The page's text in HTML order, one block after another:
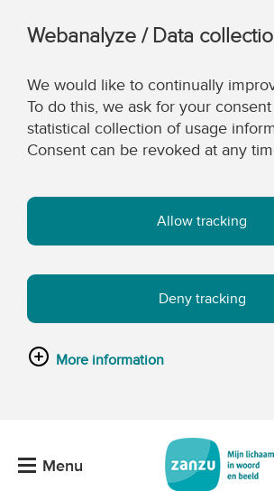
Webanalyze / Data
We would like to continually
To do this, we ask for your
statistical collection of usage
Consent can be revoked at any
Allow tracking
Deny tracking
More information
Menu